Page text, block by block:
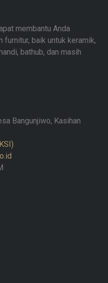
membantu Anda
furnitur, baik untuk keramik,
bathub, dan masih
Bangunjiwo, Kasihan